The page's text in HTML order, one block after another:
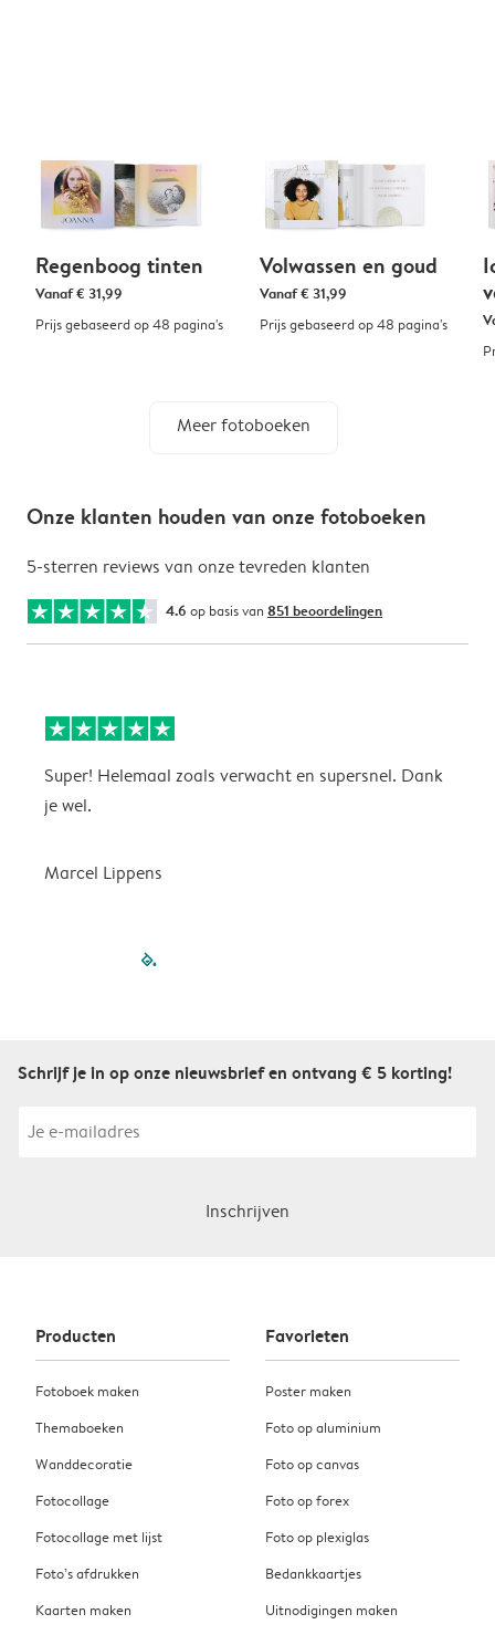
Regenboog tinten
Vanaf€ 31,99
Prijs gebaseerd op 48 pagina's
Volwassen en goud
Vanaf€ 31,99
Prijs gebaseerd op 48 pagina's
Meer fotoboeken
Onze klanten houden van onze fotoboeken
5-sterren reviews van onze tevreden klanten
4.6 op basis van 851 beoordelingen
Super! Helemaal zoals verwacht en supersnel. Dank
je wel.
Marcel Lippens
filled-pagination
Schrijf je in op onze nieuwsbrief en ontvang € 5 korting!
Inschrijven
Producten
Fotoboek maken
Themaboeken
Wanddecoratie
Fotocollage
Fotocollage met lijst
Foto’s afdrukken
Kaarten maken
Favorieten
Poster maken
Foto op aluminium
Foto op canvas
Foto op forex
Foto op plexiglas
Bedankkaartjes
Uitnodigingen maken